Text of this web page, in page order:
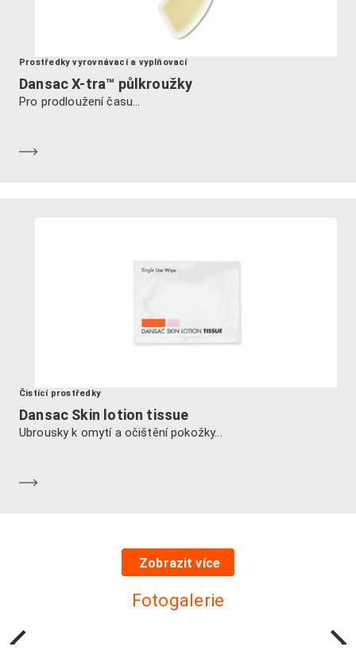
Prostředky vyrovnávací a vyplňovací
Dansac X-tra™ půlkroužky
Pro prodloužení času...
Čistící prostředky
Dansac Skin lotion tissue
Ubrousky k omytí a očištění pokožky...
Zobrazit více
Fotogalerie
Předchozí Další